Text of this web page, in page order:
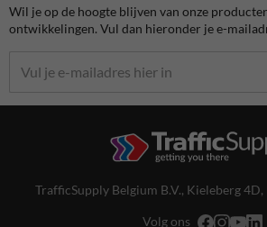
Wil je op de hoogte blijven van onze
ontwikkelingen. Vul dan hieronder je e-
TrafficSupply Belgium B.V., Kieleberg 4D,
Volg ons